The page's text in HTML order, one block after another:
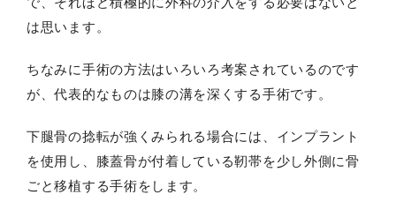
は思います。
ちなみに手術の方法はいろいろ考案されているのです
が、代表的なものは膝の溝を深くする手術です。
下腿骨の捻転が強くみられる場合には、インプラント
を使用し、膝蓋骨が付着している靭帯を少し外側に骨
ごと移植する手術をします。